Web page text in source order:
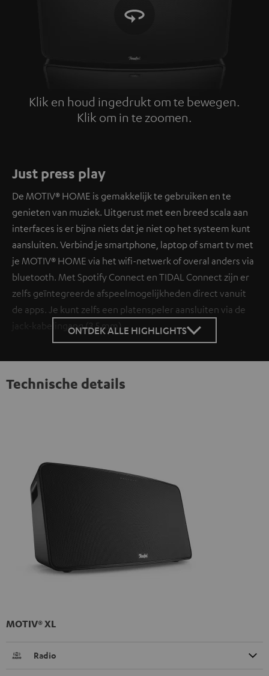
Klik en houd ingedrukt om te bewegen.
Klik om in te zoomen.
Tap to zoom
Just press play
De MOTIV® HOME is gemakkelijk te gebruiken en te
genieten van muziek. Uitgerust met een breed scala aan
interfaces is er bijna niets dat je niet op het systeem kunt
aansluiten. Verbind je smartphone, laptop of smart tv met
je MOTIV® HOME via het wifi-netwerk of overal anders via
bluetooth. Met Spotify Connect en TIDAL Connect zijn er
zelfs geïntegreerde afspeelmogelijkheden direct vanuit
de apps. Je kunt zelfs een platenspeler aansluiten via de
jack-kabelingang (3,5 mm).ONTDEK ALLE HIGHLIGHTS
Technische details
MOTIV® XL
Radio